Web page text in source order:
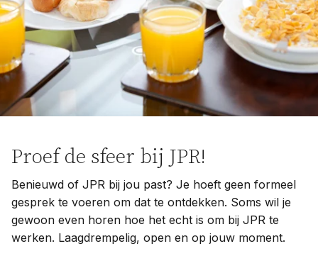
Proef de sfeer bij JPR!
Benieuwd of JPR bij jou past? Je hoeft geen formeel
gesprek te voeren om dat te ontdekken. Soms wil je
gewoon even horen hoe het echt is om bij JPR te
werken. Laagdrempelig, open en op jouw moment.